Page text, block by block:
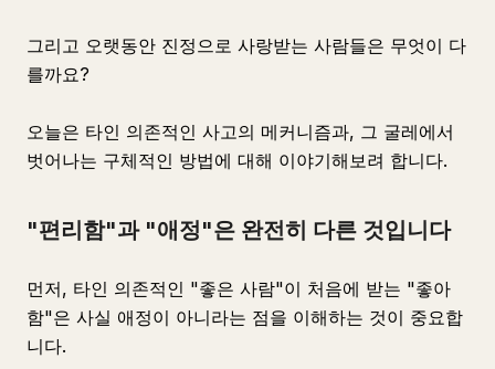
그리고 오랫동안 진정으로 사랑받는 사람들은 무엇이 다
를까요?
오늘은 타인 의존적인 사고의 메커니즘과, 그 굴레에서
벗어나는 구체적인 방법에 대해 이야기해보려 합니다.
"편리함"과 "애정"은 완전히 다른 것입니다
먼저, 타인 의존적인 "좋은 사람"이 처음에 받는 "좋아
함"은 사실 애정이 아니라는 점을 이해하는 것이 중요합
니다.